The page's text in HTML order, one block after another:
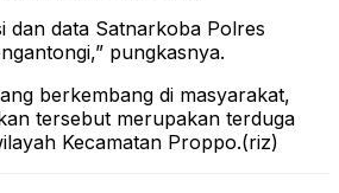
dan data Satnarkoba Polres
pungkasnya.
berkembang di masyarakat,
tersebut merupakan terduga
Kecamatan Proppo.(riz)